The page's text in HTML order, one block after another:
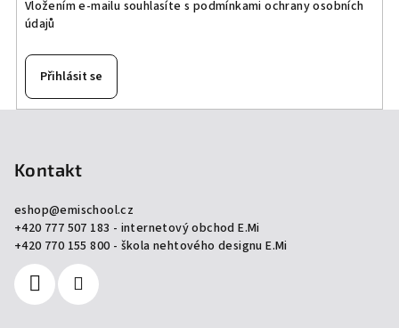
k
i
Vložením e-mailu souhlasíte s podmínkami ochrany osobních
údajů
Přihlásit se
Kontakt
eshop@emischool.cz
+420 777 507 183 - internetový obchod E.Mi
+420 770 155 800 - škola nehtového designu E.Mi